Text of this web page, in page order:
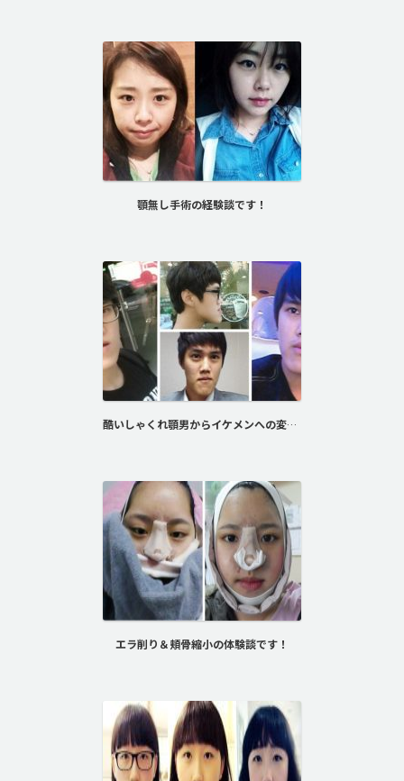
顎無し手術の経験談です！
酷いしゃくれ顎男からイケメンへの変身！
エラ削り＆頬骨縮小の体験談です！